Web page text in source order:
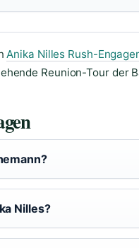
Anika Nilles Rush-
Reunion-Tour der
Nilles?